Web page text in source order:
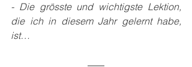
- Die grösste und wichtigste Lektion,
die ich in diesem Jahr gelernt habe,
ist…